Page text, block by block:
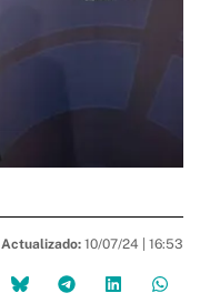
Actualizado: 10/07/24 | 16:53